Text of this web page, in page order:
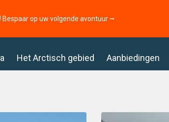
op uw volgende avontuur ⭢
Het Arctisch gebied Aanbiedingen